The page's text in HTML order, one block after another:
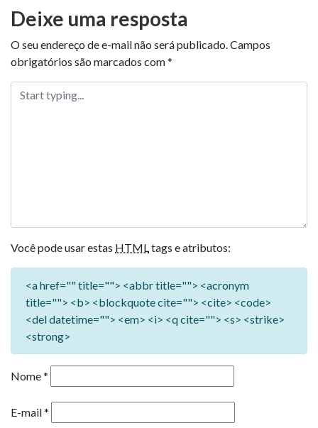
Deixe uma resposta
O seu endereço de e-mail não será publicado.Campos
obrigatórios são marcados com*
Você pode usar estas HTMLtags e atributos:
<a href="" title=""> <abbr title=""> <acronym
title=""> <b> <blockquote cite=""> <cite> <code>
<del datetime=""> <em> <i> <q cite=""> <s> <strike>
<strong>
Nome*
E-mail*